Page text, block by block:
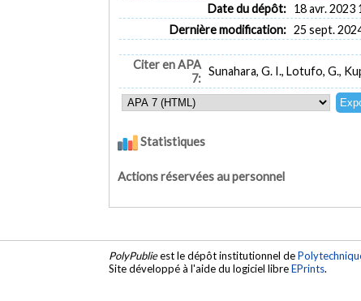
Date du dépôt: 18 avr. 2023
Dernière modification: 25 sept.
Citer en APA
7:
Sunahara, G. I., Lotufo, G.,
Statistiques
Actions réservées au personnel
PolyPublieest le dépôt institutionnel de
Site développé à l'aide du logiciel libreEPrints.